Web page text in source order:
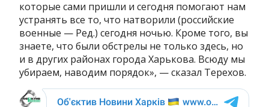
которые сами пришли и сегодня помогают нам
устранять все то, что натворили (российские
военные — Ред.) сегодня ночью. Кроме того, вы
знаете, что были обстрелы не только здесь, но
и в других районах города Харькова. Всюду мы
убираем, наводим порядок», — сказал Терехов.